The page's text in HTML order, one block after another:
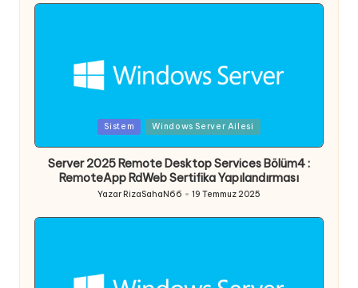
Sistem Windows Server Ailesi
Server 2025 Remote Desktop Services Bölüm4 :
RemoteApp RdWeb Sertifika Yapılandırması
Posted
by
Yazar RizaSahaN66 19 Temmuz 2025